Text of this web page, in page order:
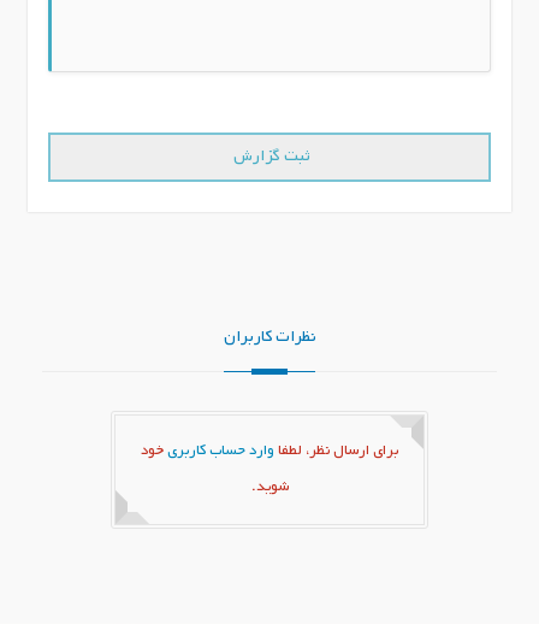
نظرات کاربران
برای ارسال نظر، لطفا وارد حساب کاربری خود
شوید.